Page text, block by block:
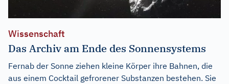
Wissenschaft
Das Archiv am Ende des Sonnensystems
Fernab der Sonne ziehen kleine Körper ihre Bahnen, die
aus einem Cocktail gefrorener Substanzen bestehen. Sie